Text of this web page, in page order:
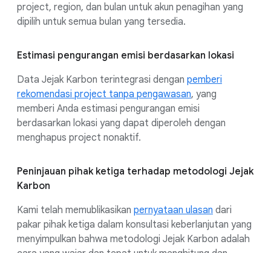
project, region, dan bulan untuk akun penagihan yang
dipilih untuk semua bulan yang tersedia.
Estimasi pengurangan emisi berdasarkan lokasi
Data Jejak Karbon terintegrasi dengan pemberi
rekomendasi project tanpa pengawasan, yang
memberi Anda estimasi pengurangan emisi
berdasarkan lokasi yang dapat diperoleh dengan
menghapus project nonaktif.
Peninjauan pihak ketiga terhadap metodologi Jejak
Karbon
Kami telah memublikasikan pernyataan ulasan dari
pakar pihak ketiga dalam konsultasi keberlanjutan yang
menyimpulkan bahwa metodologi Jejak Karbon adalah